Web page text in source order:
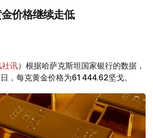
价格继续走低
社讯）根据哈萨克斯坦国家银行的数据，
，每克黄金价格为61 444.62坚戈。